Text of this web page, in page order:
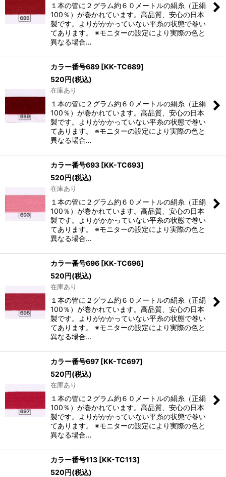
１本の管に２グラム約６０メートルの絹糸（正絹
100％）が巻かれています。高品質、安心の日本
製です。よりがかかっていない平糸の状態で巻い
てあります。 ※モニターの設定により実際の色と
異なる場合…
カラー番号689 [KK-TC689]
520円(税込)
在庫あり
１本の管に２グラム約６０メートルの絹糸（正絹
100％）が巻かれています。高品質、安心の日本
製です。よりがかかっていない平糸の状態で巻い
てあります。 ※モニターの設定により実際の色と
異なる場合…
カラー番号693 [KK-TC693]
520円(税込)
在庫あり
１本の管に２グラム約６０メートルの絹糸（正絹
100％）が巻かれています。高品質、安心の日本
製です。よりがかかっていない平糸の状態で巻い
てあります。 ※モニターの設定により実際の色と
異なる場合…
カラー番号696 [KK-TC696]
520円(税込)
在庫あり
１本の管に２グラム約６０メートルの絹糸（正絹
100％）が巻かれています。高品質、安心の日本
製です。よりがかかっていない平糸の状態で巻い
てあります。 ※モニターの設定により実際の色と
異なる場合…
カラー番号697 [KK-TC697]
520円(税込)
在庫あり
１本の管に２グラム約６０メートルの絹糸（正絹
100％）が巻かれています。高品質、安心の日本
製です。よりがかかっていない平糸の状態で巻い
てあります。 ※モニターの設定により実際の色と
異なる場合…
カラー番号113 [KK-TC113]
520円(税込)